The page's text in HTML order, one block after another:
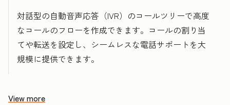
対話型の自動音声応答（IVR）のコールツリーで高度
なコールのフローを作成できます。コールの割り当
てや転送を設定し、シームレスな電話サポートを大
規模に提供できます。
View more